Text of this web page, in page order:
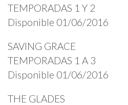
TEMPORADAS 1 Y 2
Disponible 01/06/2016
SAVING GRACE
TEMPORADAS 1 A 3
Disponible 01/06/2016
THE GLADES